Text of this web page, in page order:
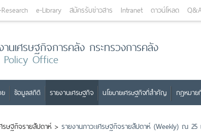
e-Library สมัครรับข่าวสาร Intranet ดาวน์โหลด
านเศรษฐกิจการคลัง กระทรวงการคลัง
Policy Office
ข้อมูลสถิติ รายงานเศรษฐกิจ นโยบายเศรษฐกิจที่สำคัญ กฎหมาย
รษฐกิจรายสัปดาห์ > รายงานภาวะเศรษฐกิจรายสัปดาห์ (Weekly) ณ 25